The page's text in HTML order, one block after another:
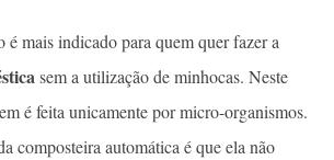
mais indicado para quem quer fazer a
sem a utilização de minhocas. Neste
é feita unicamente por micro-organismos.
composteira automática é que ela não